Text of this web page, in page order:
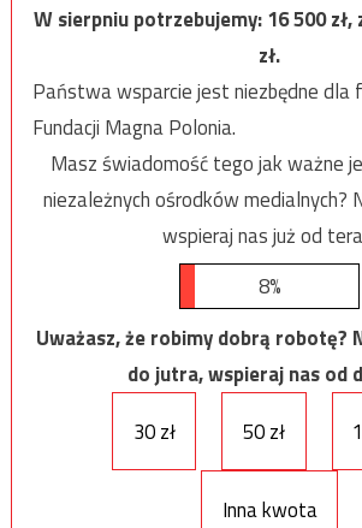
W sierpniu potrzebujemy:16 500
zł.
Państwa wsparcie jest niezbędne dla
Fundacji Magna Polonia.
Masz świadomość tego jak ważne
niezależnych ośrodków medialnych?
wspieraj nas już od
8%
Uważasz, że robimy dobrą robotę?
do jutra, wspieraj nas od
30 zł
50 zł
Inna kwota